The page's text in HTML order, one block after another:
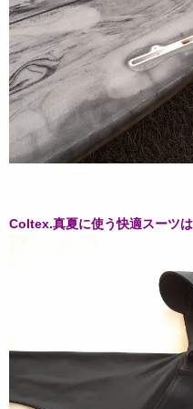
Coltex.真夏に使う快適スーツは